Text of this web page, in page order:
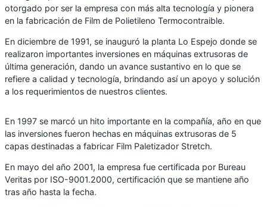
otorgado por ser la empresa con más alta tecnología y pionera
en la fabricación de Film de Polietileno Termocontraible.
En diciembre de 1991, se inauguró la planta Lo Espejo donde se
realizaron importantes inversiones en máquinas extrusoras de
última generación, dando un avance sustantivo en lo que se
refiere a calidad y tecnología, brindando así un apoyo y solución
a los requerimientos de nuestros clientes.
En 1997 se marcó un hito importante en la compañía, año en que
las inversiones fueron hechas en máquinas extrusoras de 5
capas destinadas a fabricar Film Paletizador Stretch.
En mayo del año 2001, la empresa fue certificada por Bureau
Veritas por ISO-9001.2000, certificación que se mantiene año
tras año hasta la fecha.